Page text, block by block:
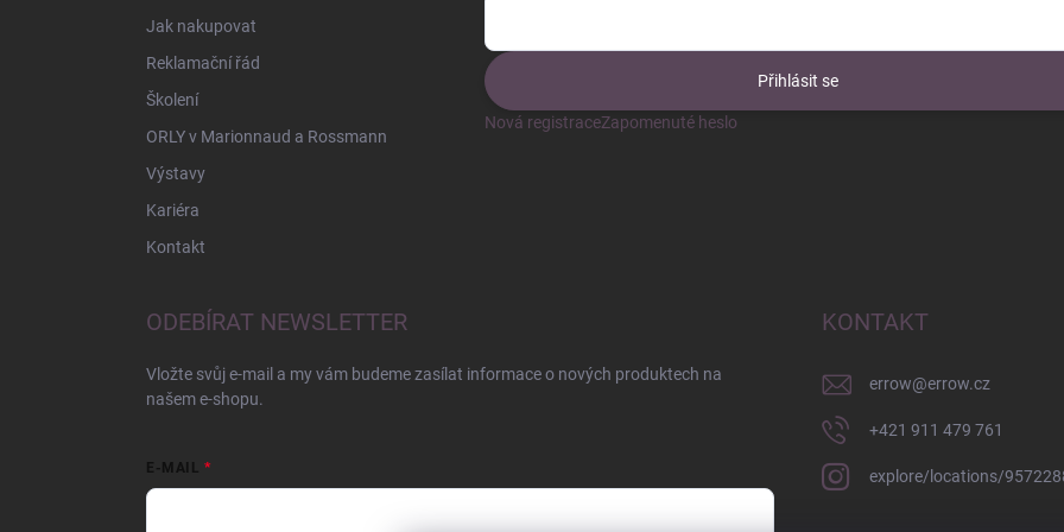
Jak nakupovat
Reklamační řád
Školení
ORLY v Marionnaud a Rossmann
Výstavy
Kariéra
Kontakt
Přihlásit se
Nová registraceZapomenuté heslo
ODEBÍRAT NEWSLETTER
Vložte svůj e-mail a my vám budeme zasílat informace o nových produktech na
našem e-shopu.
E-MAIL
KONTAKT
errow@errow.cz
+421 911 479 761
explore/locations/